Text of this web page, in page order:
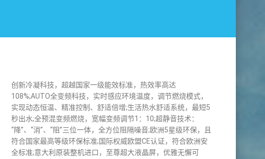
创新冷凝科技，超越国家一级能效标准，热效率高达
108%;AUTO全变频科技，实时感应环境温度，调节燃烧模式，
实现动态恒温、精准控制、舒适倍增;生活热水舒适系统，最短5
秒出水;全预混变频燃烧，宽幅变频调节1：10;超静音技术：
“降”、“消”、“阻”三位一体，全方位阻隔噪音;欧洲5星级环保，且
符合国家最高等级环保标准;国际权威欧盟CE认证，符合欧洲安
全标准;意大利原装整机进口，至尊超大液晶屏，优雅无懈可